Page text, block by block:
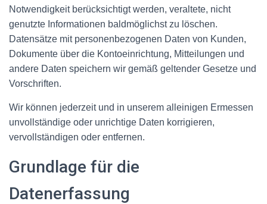
Notwendigkeit berücksichtigt werden, veraltete, nicht
genutzte Informationen baldmöglichst zu löschen.
Datensätze mit personenbezogenen Daten von Kunden,
Dokumente über die Kontoeinrichtung, Mitteilungen und
andere Daten speichern wir gemäß geltender Gesetze und
Vorschriften.
Wir können jederzeit und in unserem alleinigen Ermessen
unvollständige oder unrichtige Daten korrigieren,
vervollständigen oder entfernen.
Grundlage für die
Datenerfassung